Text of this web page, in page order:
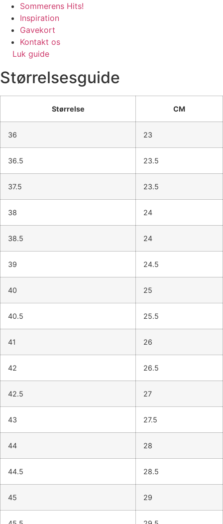
Sommerens Hits!
Inspiration
Gavekort
Kontakt os
Luk guide
Størrelsesguide
Størrelse CM
36 23
36.5 23.5
37.5 23.5
38 24
38.5 24
39 24.5
40 25
40.5 25.5
41 26
42 26.5
42.5 27
43 27.5
44 28
44.5 28.5
45 29